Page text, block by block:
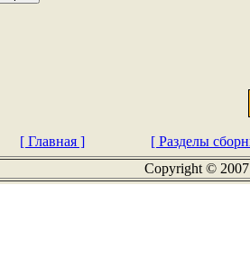
[ Главная ]
[ Разделы
Copyright ©